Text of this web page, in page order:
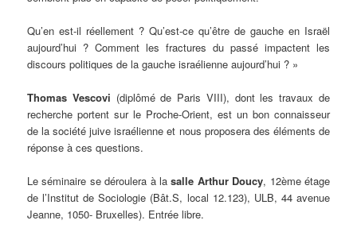
Qu’en est-il réellement ? Qu’est-ce qu’être de gauche en Israël
aujourd’hui ? Comment les fractures du passé impactent les
discours politiques de la gauche israélienne aujourd’hui ? »
Thomas Vescovi (diplômé de Paris VIII), dont les travaux de
recherche portent sur le Proche-Orient, est un bon connaisseur
de la société juive israélienne et nous proposera des éléments de
réponse à ces questions.
Le séminaire se déroulera à lasalle Arthur Doucy, 12ème étage
de l’Institut de Sociologie (Bât.S, local 12.123), ULB, 44 avenue
Jeanne, 1050- Bruxelles). Entrée libre.